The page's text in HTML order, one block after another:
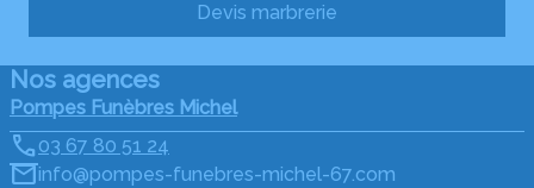
Devis marbrerie
Nos agences
Pompes Funèbres Michel
03 67 80 51 24
info@pompes-funebres-michel-67.com